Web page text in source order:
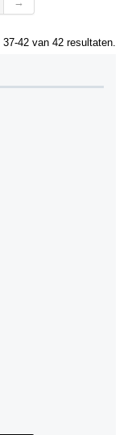
37-42 van 42 resultaten.